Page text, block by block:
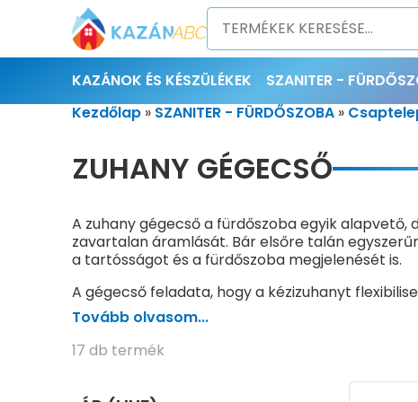
KAZÁNOK ÉS KÉSZÜLÉKEK SZANITER -
Kezdőlap » SZANITER - FÜRDŐSZOBA »
ZUHANY GÉGECSŐ
A zuhany gégecső a fürdőszoba egyik
zavartalan áramlását. Bár elsőre talán
a tartósságot és a fürdőszoba megjelenését is.
A gégecső feladata, hogy a kézizuhanyt
kellően hajlékony legyen, ugyanakkor ellenálljon
A megfelelő gégecső hossza is kritikus
mozgatni a kézizuhanyt, és elkerülhető legyen
is. Ezek ideálisak lehetnek például akkor, ha
munkánál.
Tovább olvasom...
17 db termék